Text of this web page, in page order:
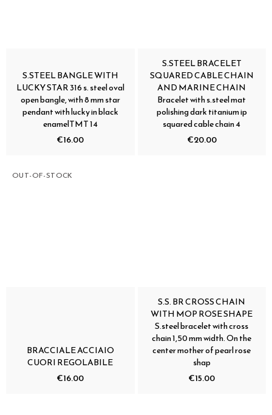
S.STEEL BANGLE WITH
LUCKY STAR 316 s. steel oval
open bangle, with 8 mm star
pendant with lucky in black
enamelTMT 14
€16.00
S.STEEL BRACELET
SQUARED CABLE CHAIN
AND MARINE CHAIN
Bracelet with s.steel mat
polishing dark titanium ip
squared cable chain 4
€20.00
OUT-OF-STOCK
BRACCIALE ACCIAIO
CUORI REGOLABILE
€16.00
S.S. BR CROSS CHAIN
WITH MOP ROSE SHAPE
S.steel bracelet with cross
chain 1,50 mm width. On the
center mother of pearl rose
shap
€15.00